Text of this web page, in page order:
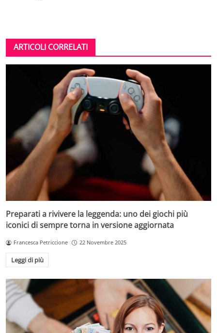
ARTICOLI CORRELATI
Preparati a rivivere la leggenda: uno dei giochi più
iconici di sempre torna in versione aggiornata
Francesca Petriccione 22 Novembre 2025
Leggi di più